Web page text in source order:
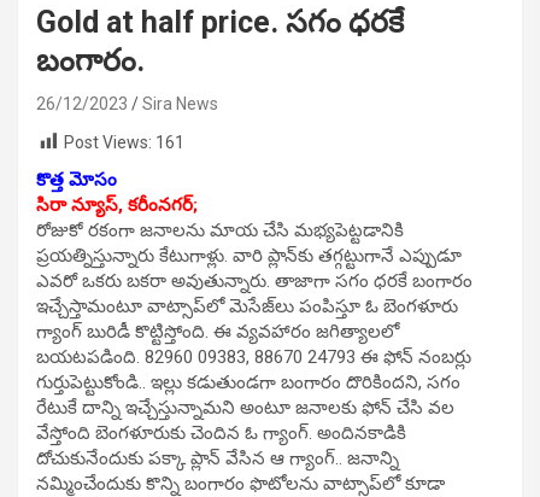
Gold at half price. సగం ధరకే
బంగారం.
26/12/2023
Sira News
Post Views: 161
కొత్త మోసం
సిరా న్యూస్, కరీంనగర్;
రోజుకో రకంగా జనాలను మాయ చేసి మభ్యపెట్టడానికి
ప్రయత్నిస్తున్నారు కేటుగాళ్లు. వారి ప్లాన్‌కు తగ్గట్టుగానే ఎప్పుడూ
ఎవరో ఒకరు బకరా అవుతున్నారు. తాజాగా సగం ధరకే బంగారం
ఇచ్చేస్తామంటూ వాట్సాప్‌లో మెసేజ్‌లు పంపిస్తూ ఓ బెంగళూరు
గ్యాంగ్‌ బురిడీ కొట్టిస్తోంది. ఈ వ్యవహారం జగిత్యాలలో
బయటపడింది. 82960 09383, 88670 24793 ఈ ఫోన్ నంబర్లు
గుర్తుపెట్టుకోండి.. ఇల్లు కడుతుండగా బంగారం దొరికిందని, సగం
రేటుకే దాన్ని ఇచ్చేస్తున్నామని అంటూ జనాలకు ఫోన్‌ చేసి వల
వేస్తోంది బెంగళూరుకు చెందిన ఓ గ్యాంగ్‌. అందినకాడికి
దోచుకునేందుకు పక్కా ప్లాన్‌ వేసిన ఆ గ్యాంగ్‌.. జనాన్ని
నమ్మించేందుకు కొన్ని బంగారం ఫొటోలను వాట్సాప్‌లో కూడా